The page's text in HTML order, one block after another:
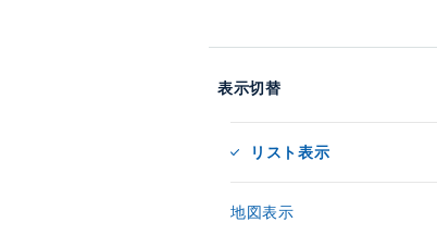
表示切替
リスト表示
地図表示